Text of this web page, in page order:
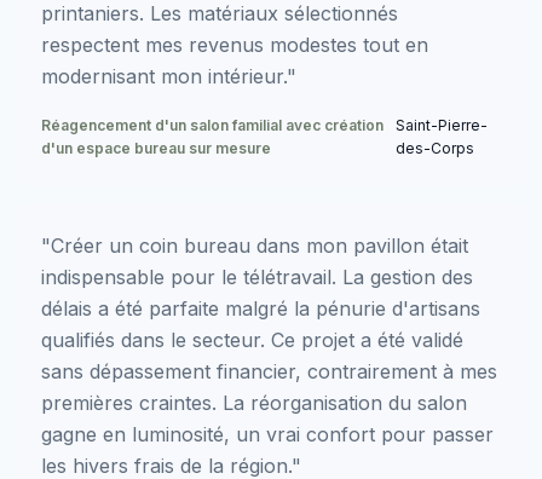
printaniers. Les matériaux sélectionnés
respectent mes revenus modestes tout en
modernisant mon intérieur."
Réagencement d'un salon familial avec création
d'un espace bureau sur mesure
Saint-Pierre-
des-Corps
"Créer un coin bureau dans mon pavillon était
indispensable pour le télétravail. La gestion des
délais a été parfaite malgré la pénurie d'artisans
qualifiés dans le secteur. Ce projet a été validé
sans dépassement financier, contrairement à mes
premières craintes. La réorganisation du salon
gagne en luminosité, un vrai confort pour passer
les hivers frais de la région."